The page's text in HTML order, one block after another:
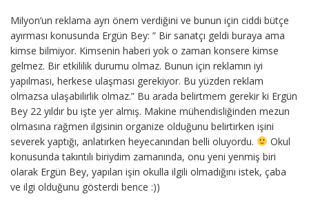
Milyon’un reklama ayrı önem verdiğini ve bunun için ciddi bütçe
ayırması konusunda Ergün Bey: ” Bir sanatçı geldi buraya ama
kimse bilmiyor. Kimsenin haberi yok o zaman konsere kimse
gelmez. Bir etkililik durumu olmaz. Bunun için reklamın iyi
yapılması, herkese ulaşması gerekiyor. Bu yüzden reklam
olmazsa ulaşabilirlik olmaz.” Bu arada belirtmem gerekir ki Ergün
Bey 22 yıldır bu işte yer almış. Makine mühendisliğinden mezun
olmasına rağmen ilgisinin organize olduğunu belirtirken işini
severek yaptığı, anlatırken heyecanından belli oluyordu.
Okul
konusunda takıntılı biriydim zamanında, onu yeni yenmiş biri
olarak Ergün Bey, yapılan işin okulla ilgili olmadığını istek, çaba
ve ilgi olduğunu gösterdi bence :))